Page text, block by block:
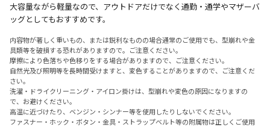
大容量ながら軽量なので、アウトドアだけでなく通勤・通学やマザーバ
ッグとしてもおすすめです。
内容物が著しく重いもの、または鋭利なものの場合通常のご使用でも、型崩れや金
具類等を破損する恐れがありますので。ご注意ください。
摩擦により色落ちや色移りをする場合がありますので、ご注意ください。
自然光及び照明等を長時間受けますと、変色することがありますので、ご注意くだ
さい。
洗濯・ドライクリーニング・アイロン掛けは、型崩れや変色の原因になりますの
で、お避けください。
高温に近づけたり、ベンジン・シンナー等を使用したりしないでください。
ファスナー・ホック・ボタン・金具・ストラップベルト等の附属物は正しくご使用